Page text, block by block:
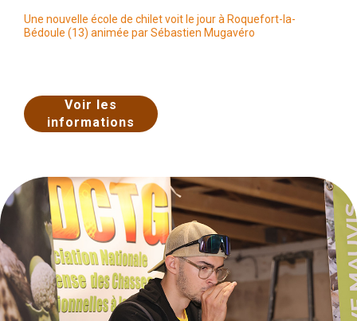
Une nouvelle école de chilet voit le jour à Roquefort-la-
Bédoule (13) animée par Sébastien Mugavéro
Voir les
informations